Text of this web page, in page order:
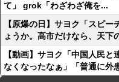
て」 grok「わざわざ俺を...
【原爆の日】サヨク「スピ
ょうか。高市だけなら、天下
【動画】サヨク「中国人民
なくなったなぁ」「普通に外